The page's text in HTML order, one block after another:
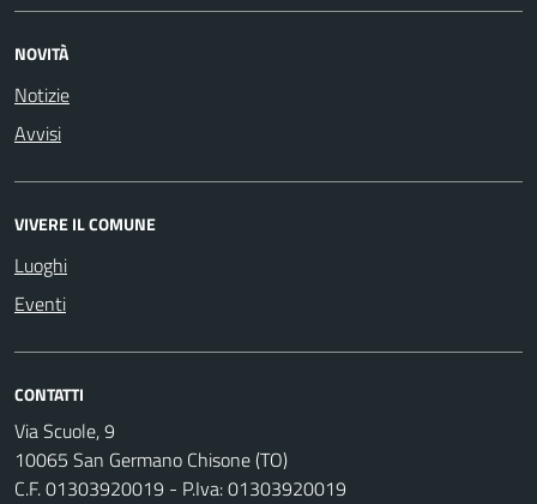
NOVITÀ
Notizie
Avvisi
VIVERE IL COMUNE
Luoghi
Eventi
CONTATTI
Via Scuole, 9
10065 San Germano Chisone (TO)
C.F. 01303920019 - P.Iva: 01303920019